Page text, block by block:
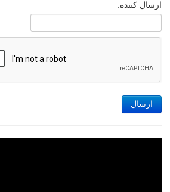
ارسال کننده:
ارسال